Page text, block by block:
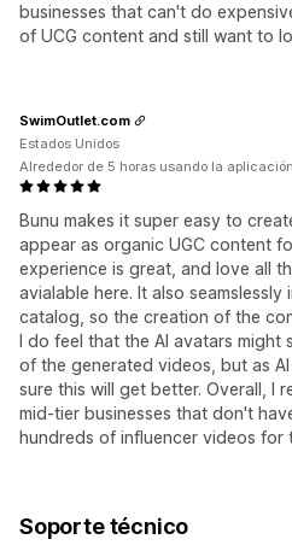
businesses that can't do
of UCG content and still want to
Bunu makes it super easy to
appear as organic UGC content
experience is great, and love all
avialable here. It also
catalog, so the creation of the
I do feel that the AI avatars
of the generated videos, but as
sure this will get better. Overall, I
mid-tier businesses that don't
hundreds of influencer videos for
SwimOutlet.com
Estados Unidos
Alrededor de 5 horas usando la aplicación
Soporte técnico